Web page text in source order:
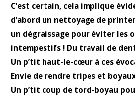
C’est certain, cela implique
d’abord un nettoyage de
un dégraissage pour éviter les
intempestifs ! Du travail de
Un p’tit haut-le-cœur à ces
Envie de rendre tripes et
Un p’tit coup de tord-boyau